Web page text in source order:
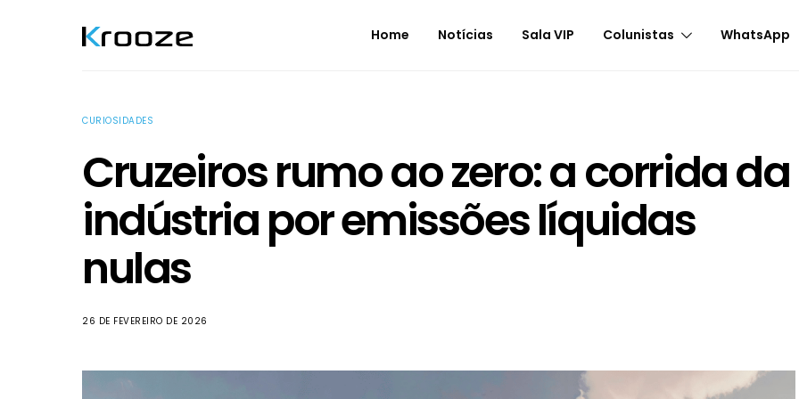
Home Notícias Sala VIP Colunistas WhatsApp
CURIOSIDADES
Cruzeiros rumo ao zero: a corrida da
indústria por emissões líquidas
nulas
26 DE FEVEREIRO DE 2026